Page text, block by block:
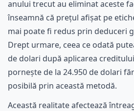
anului trecut au eliminat aceste
înseamnă că prețul afișat pe
mai poate fi redus prin deduceri
Drept urmare, ceea ce odată
de dolari după aplicarea
pornește de la 24.950 de dolari
posibilă prin această metodă.
Această realitate afectează